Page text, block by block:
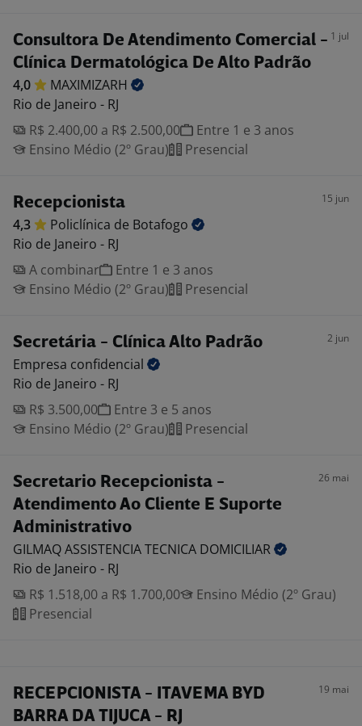
Consultora De Atendimento Comercial -
Clínica Dermatológica De Alto Padrão
1 jul
4,0
MAXIMIZARH
Rio de Janeiro - RJ
R$ 2.400,00 a R$ 2.500,00
Entre 1 e 3 anos
Ensino Médio (2º Grau)
Presencial
Recepcionista 15 jun
4,3 Policlínica de Botafogo
Rio de Janeiro - RJ
A combinar
Entre 1 e 3 anos
Ensino Médio (2º Grau)
Presencial
Secretária - Clínica Alto Padrão 2 jun
Empresa confidencial
Rio de Janeiro - RJ
R$ 3.500,00
Entre 3 e 5 anos
Ensino Médio (2º Grau)
Presencial
Secretario Recepcionista -
Atendimento Ao Cliente E Suporte
Administrativo
26 mai
GILMAQ ASSISTENCIA TECNICA DOMICILIAR
Rio de Janeiro - RJ
R$ 1.518,00 a R$ 1.700,00
Ensino Médio (2º Grau)
Presencial
RECEPCIONISTA - ITAVEMA BYD
BARRA DA TIJUCA - RJ
19 mai